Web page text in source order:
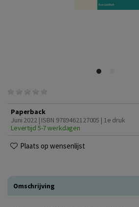
Paperback
Juni 2022 | ISBN 9789462127005 | 1e druk
Levertijd 5-7 werkdagen
Plaats op wensenlijst
Omschrijving